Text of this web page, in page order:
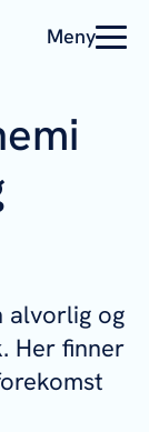
Meny
alvorlig og
Her finner